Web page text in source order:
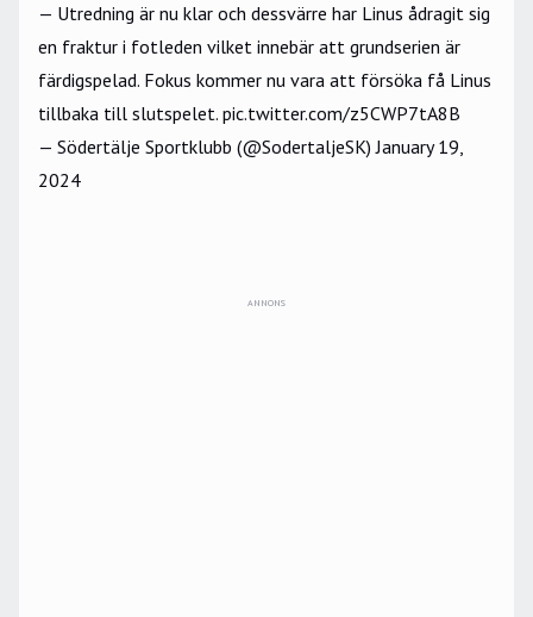
— Utredning är nu klar och dessvärre har Linus ådragit sig
en fraktur i fotleden vilket innebär att grundserien är
färdigspelad. Fokus kommer nu vara att försöka få Linus
tillbaka till slutspelet. pic.twitter.com/z5CWP7tA8B
— Södertälje Sportklubb (@SodertaljeSK)January 19,
2024